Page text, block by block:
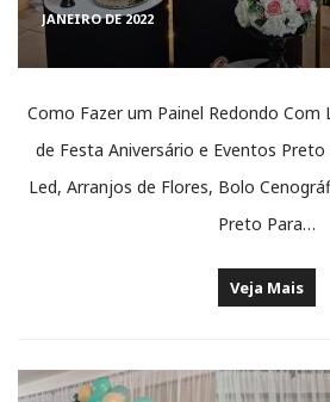
JANEIRO DE 2022
Como Fazer um Painel Redondo
de Festa Aniversário e Eventos
Led, Arranjos de Flores, Bolo
Preto Para…
Veja Mais